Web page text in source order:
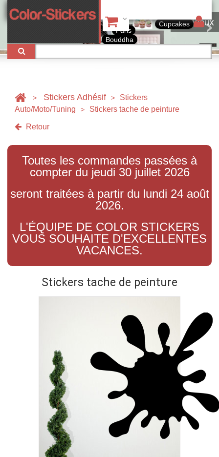
Tableaux
Bouddha
Paris
Cupcakes
> Stickers Adhésif >
Stickers
Auto/Moto/Tuning
> Stickers tache de peinture
Retour
Toutes les commandes passées à
compter du jeudi 30 juillet 2026
seront traitées à partir du lundi 24 août
2026.
L'ÉQUIPE DE COLOR STICKERS
VOUS SOUHAITE D'EXCELLENTES
VACANCES.
Stickers tache de peinture